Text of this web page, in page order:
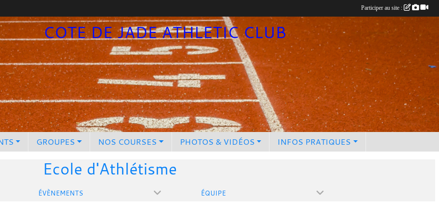
COTE DE JADE ATHLETIC CLUB
GROUPES NOS COURSES PHOTOS & VIDÉOS INFOS PRATIQUES
Ecole d'Athlétisme
ÉVÈNEMENTS ÉQUIPE
Participer au site :